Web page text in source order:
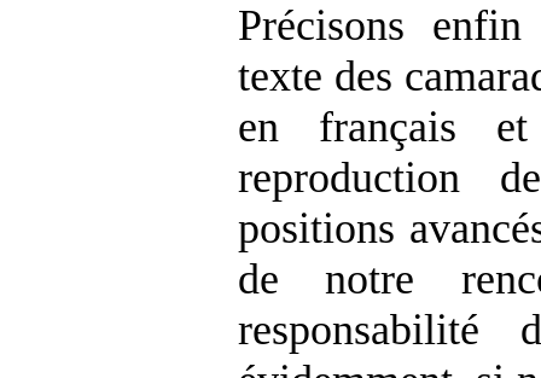
Précisons
texte des
en français
reproduction
positions
de notre